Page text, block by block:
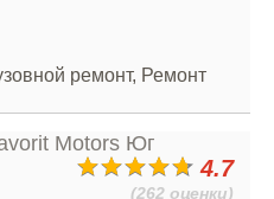
ремонт, Ремонт
4.7
(262 оценки)